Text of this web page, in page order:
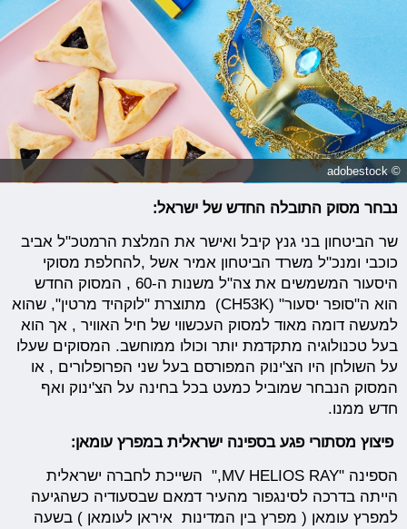
© adobestock
נבחר מסוק התובלה החדש של ישראל:
שר הביטחון בני גנץ קיבל ואישר את המלצת הרמטכ"ל אביב
כוכבי ומנכ"ל משרד הביטחון אמיר אשל ,להחלפת מסוקי
היסעור המשמשים את צה"ל משנות ה-60 , המסוק החדש
הוא ה"סופר יסעור" (CH53K) מתוצרת "לוקהיד מרטין", שהוא
למעשה דומה מאוד למסוק העכשווי של חיל האוויר , אך הוא
בעל טכנולוגיה מתקדמת יותר וכולו ממוחשב. המסוקים שעלו
על השולחן היו הצ'ינוק המפורסם בעל שני הפרופלורים , או
המסוק הנבחר שמוביל כמעט בכל בחינה על הצ'ינוק ואף
חדש ממנו.
פיצוץ מסתורי פגע בספינה ישראלית במפרץ עומאן:
הספינה "MV HELIOS RAY," השייכת לחברה ישראלית
הייתה בדרכה לסינגפור מהעיר דמאם שבסעודיה כשהגיעה
למפרץ עומאן ( מפרץ בין המדינות איראן לעומאן ) בשעה